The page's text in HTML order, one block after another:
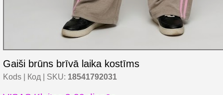
Gaiši brūns brīvā laika kostīms
Kods | Код | SKU: 18541792031